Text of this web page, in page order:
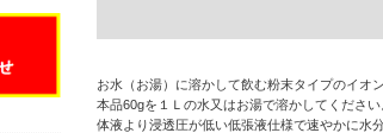
お水（お湯）に溶かして飲む粉末タイプのイオ
本品60gを１Ｌの水又はお湯で溶かしてください
体液より浸透圧が低い低張液仕様で速やかに水